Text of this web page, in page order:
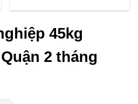
45kg
2 tháng